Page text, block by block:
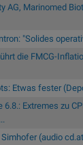
AG, Marinomed
"Solides
die FMCG-
Etwas fester
Extremes zu
(audio